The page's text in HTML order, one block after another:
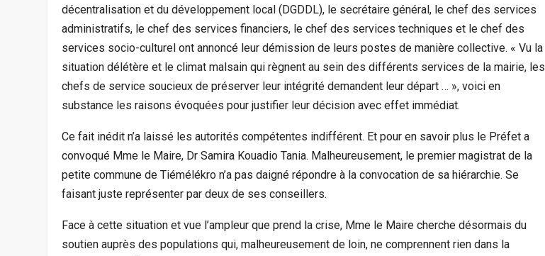
décentralisation et du développement local (DGDDL), le secrétaire général, le chef des services
administratifs, le chef des services financiers, le chef des services techniques et le chef des
services socio-culturel ont annoncé leur démission de leurs postes de manière collective. « Vu la
situation délétère et le climat malsain qui règnent au sein des différents services de la mairie, les
chefs de service soucieux de préserver leur intégrité demandent leur départ … », voici en
substance les raisons évoquées pour justifier leur décision avec effet immédiat.
Ce fait inédit n’a laissé les autorités compétentes indifférent. Et pour en savoir plus le Préfet a
convoqué Mme le Maire, Dr Samira Kouadio Tania. Malheureusement, le premier magistrat de la
petite commune de Tiémélékro n’a pas daigné répondre à la convocation de sa hiérarchie. Se
faisant juste représenter par deux de ses conseillers.
Face à cette situation et vue l’ampleur que prend la crise, Mme le Maire cherche désormais du
soutien auprès des populations qui, malheureusement de loin, ne comprennent rien dans la